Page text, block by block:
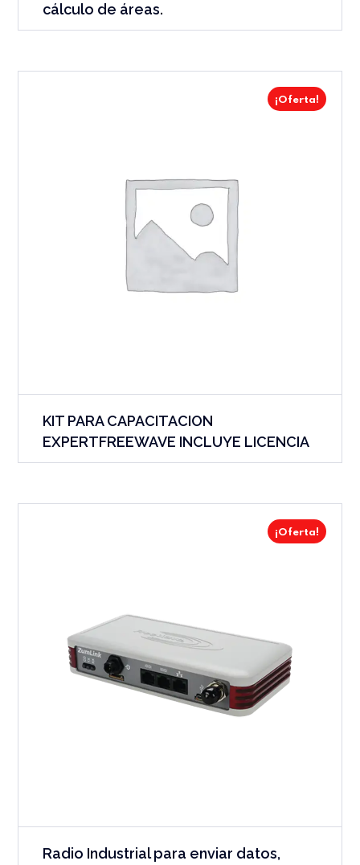
cálculo de áreas.
¡Oferta!
KIT PARA CAPACITACION
EXPERTFREEWAVE INCLUYE LICENCIA
¡Oferta!
Radio Industrial para enviar datos,